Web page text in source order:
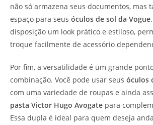
não só armazena seus documentos, mas
espaço para seus óculos de sol da Vogue
disposição um look prático e estiloso,
troque facilmente de acessório
Por fim, a versatilidade é um grande
combinação. Você pode usar seus óculos
com uma variedade de roupas e ainda
pasta Victor Hugo Avogate para
Essa dupla é ideal para quem deseja